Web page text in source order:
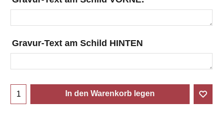
Gravur-Text am Schild HINTEN
In den Warenkorb legen